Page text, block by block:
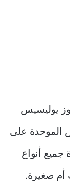
يوليسيس
الموحدة على
جميع أنواع
أم صغيرة.